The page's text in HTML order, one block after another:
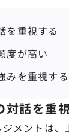
を重視する
度が高い
みを重視する
対話を重
メントは